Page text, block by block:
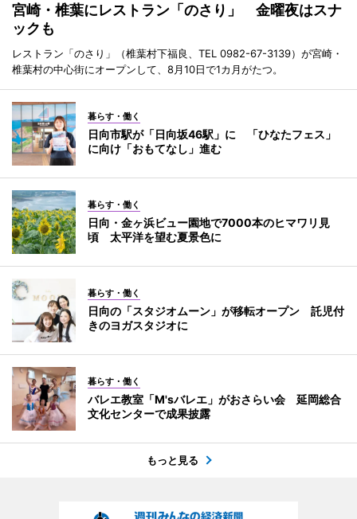
宮崎・椎葉にレストラン「のさり」 金曜夜はスナ
ックも
レストラン「のさり」（椎葉村下福良、TEL 0982-67-3139）が宮崎・
椎葉村の中心街にオープンして、8月10日で1カ月がたつ。
暮らす・働く
日向市駅が「日向坂46駅」に 「ひなたフェス」
に向け「おもてなし」進む
暮らす・働く
日向・金ヶ浜ビュー園地で7000本のヒマワリ見
頃 太平洋を望む夏景色に
暮らす・働く
日向の「スタジオムーン」が移転オープン 託児付
きのヨガスタジオに
暮らす・働く
バレエ教室「M'sバレエ」がおさらい会 延岡総合
文化センターで成果披露
もっと見る